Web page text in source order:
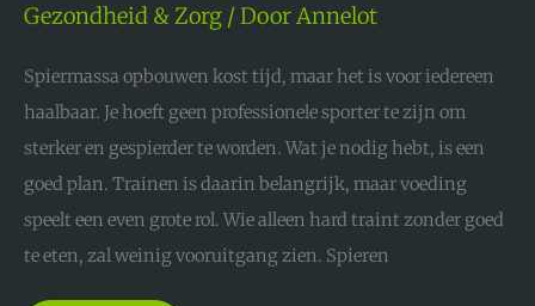
Gezondheid & Zorg / DoorAnnelot
Spiermassa opbouwen kost tijd, maar het is voor iedereen
haalbaar. Je hoeft geen professionele sporter te zijn om
sterker en gespierder te worden. Wat je nodig hebt, is een
goed plan. Trainen is daarin belangrijk, maar voeding
speelt een even grote rol. Wie alleen hard traint zonder goed
te eten, zal weinig vooruitgang zien. Spieren